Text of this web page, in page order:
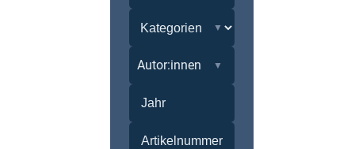
Autor:innen